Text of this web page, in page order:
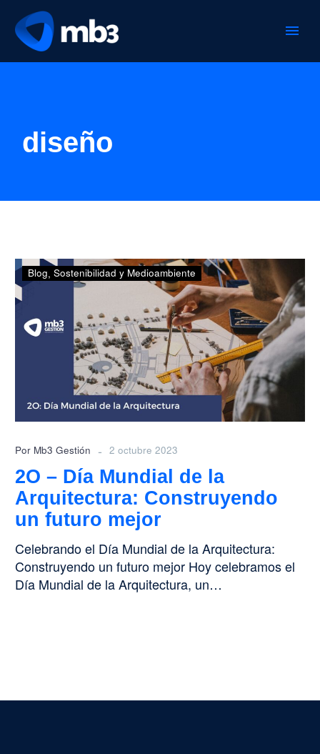
diseño
2O
–
Día
Mundial
de
la
Arquitectura:
Construyendo
un
futuro
mejor
Blog Sostenibilidad y Medioambiente
Por Mb3 Gestión - 2 octubre 2023
2O – Día Mundial de la
Arquitectura: Construyendo
un futuro mejor
Celebrando el Día Mundial de la Arquitectura:
Construyendo un futuro mejor Hoy celebramos el
Día Mundial de la Arquitectura, un…